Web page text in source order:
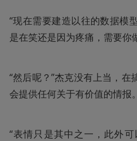
“现在需要建造以往的数据模
是在笑还是因为疼痛，需要你
“然后呢？”杰克没有上当，
会提供任何关于有价值的情报。
“表情只是其中之一，此外